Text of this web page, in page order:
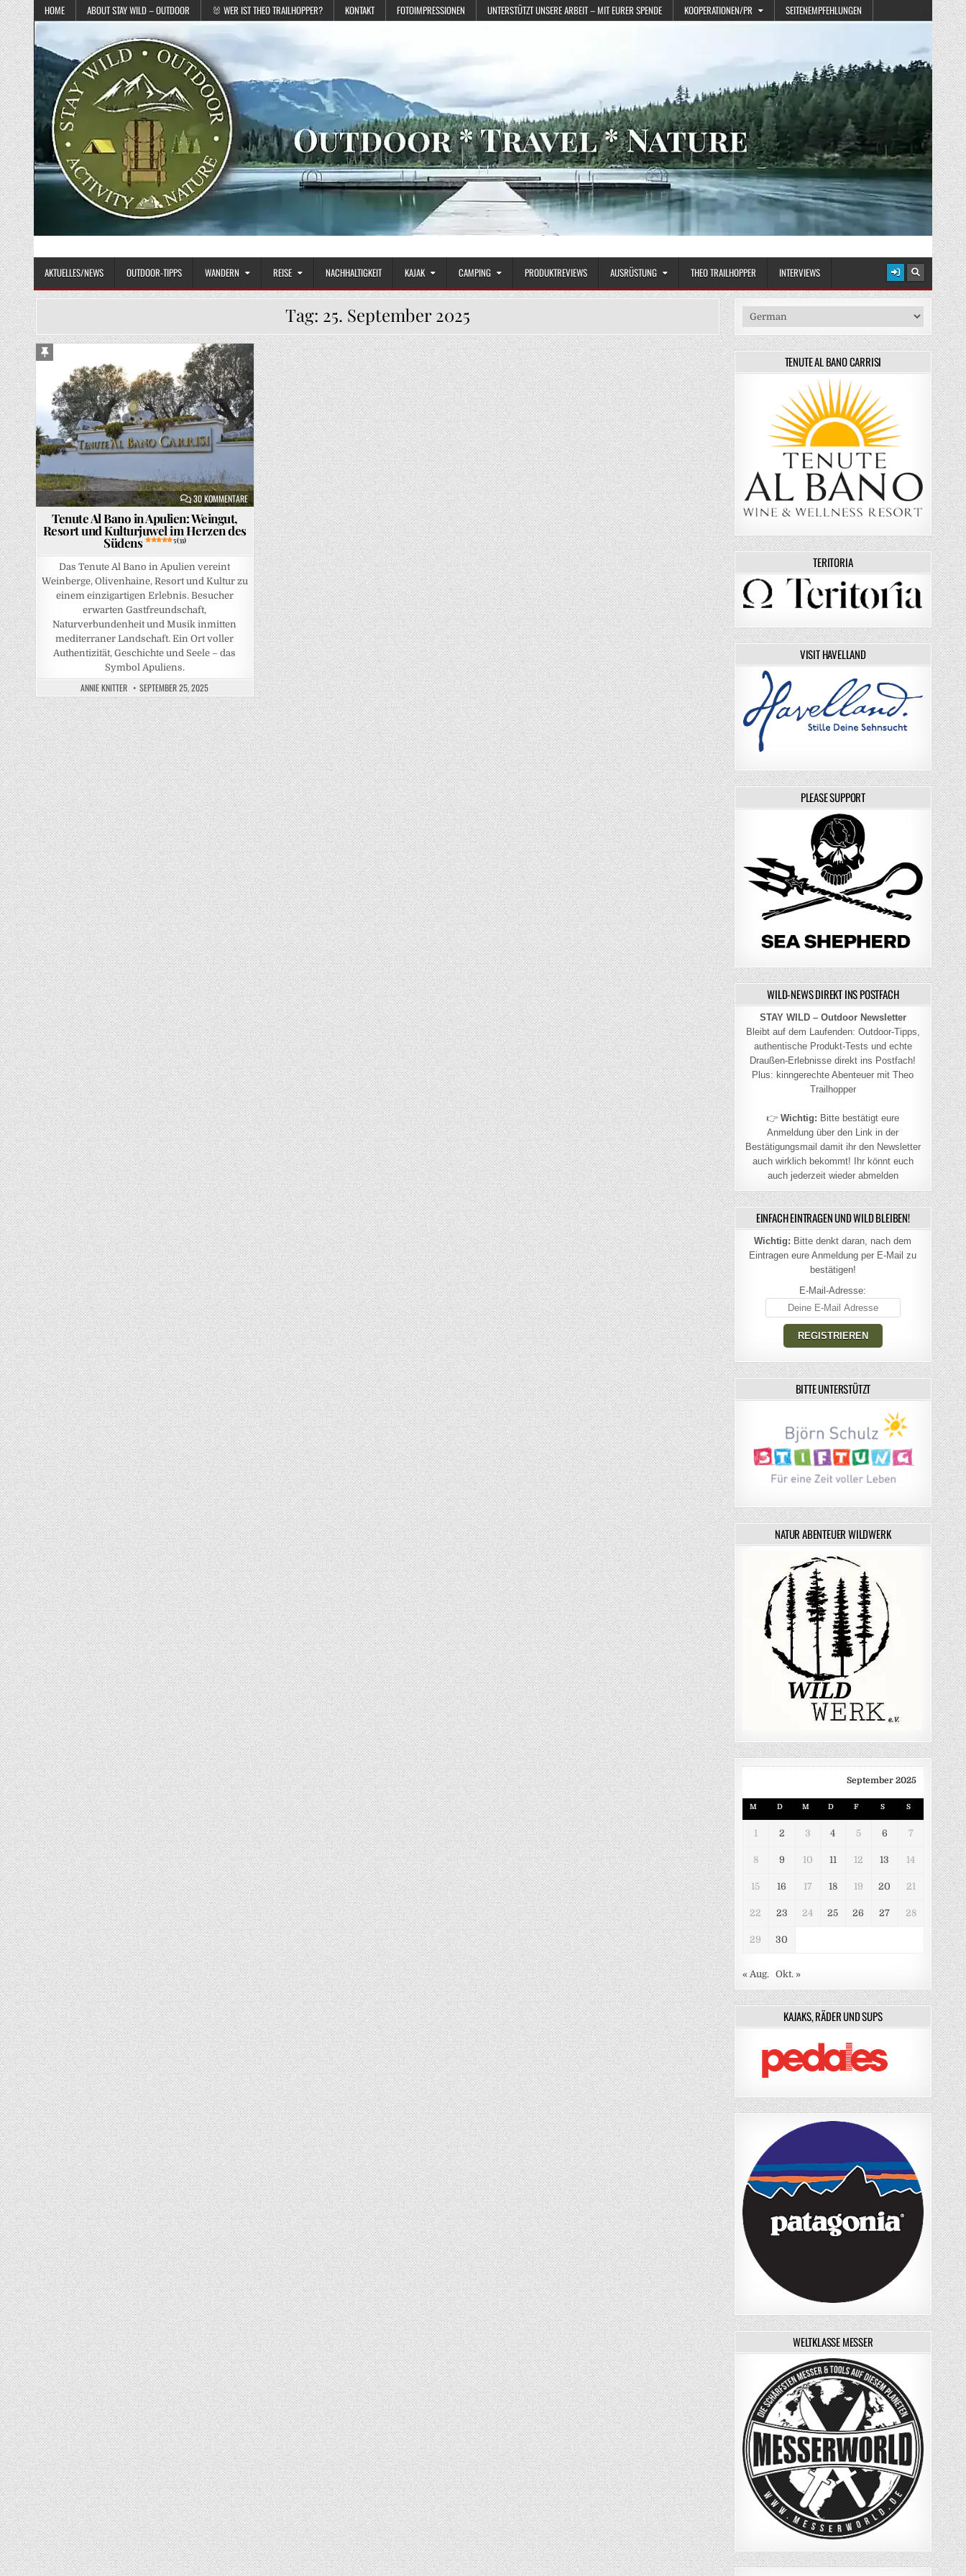
Skip to content
HOME ABOUT STAY WILD – OUTDOOR 🐰 WER IST THEO TRAILHOPPER? KONTAKT FOTOIMPRESSIONEN UNTERSTÜTZT UNSERE ARBEIT – MIT EURER SPENDE KOOPERATIONEN/PR SEITENEMPFEHLUNGEN
STAY WILD – OUTDOOR
AKTUELLES/NEWS OUTDOOR-TIPPS WANDERN REISE NACHHALTIGKEIT KAJAK CAMPING PRODUKTREVIEWS AUSRÜSTUNG THEO TRAILHOPPER INTERVIEWS
Tag: 25. September 2025
30 KOMMENTAREZU TENUTE AL BANO IN APULIEN: WEINGUT, RESORT UND KULTURJUWEL IM HERZEN DES SÜDENS 5 (33)
Posted in
Sticky Post
Tenute Al Bano in Apulien: Weingut,
Resort und Kulturjuwel im Herzen des
Südens 5 (33)
Das Tenute Al Bano in Apulien vereint
Weinberge, Olivenhaine, Resort und Kultur zu
einem einzigartigen Erlebnis. Besucher
erwarten Gastfreundschaft,
Naturverbundenheit und Musik inmitten
mediterraner Landschaft. Ein Ort voller
Authentizität, Geschichte und Seele – das
Symbol Apuliens.
ANNIE KNITTER SEPTEMBER 25, 2025
TENUTE AL BANO CARRISI
TERITORIA
VISIT HAVELLAND
PLEASE SUPPORT
WILD-NEWS DIREKT INS POSTFACH
STAY WILD – Outdoor Newsletter
Bleibt auf dem Laufenden: Outdoor-Tipps,
authentische Produkt-Tests und echte
Draußen-Erlebnisse direkt ins Postfach!
Plus: kinngerechte Abenteuer mit Theo
Trailhopper
👉Wichtig: Bitte bestätigt eure
Anmeldung über den Link in der
Bestätigungsmail damit ihr den Newsletter
auch wirklich bekommt! Ihr könnt euch
auch jederzeit wieder abmelden
EINFACH EINTRAGEN UND WILD BLEIBEN!
Wichtig: Bitte denkt daran, nach dem
Eintragen eure Anmeldung per E-Mail zu
bestätigen!
E-Mail-Adresse:
BITTE UNTERSTÜTZT
NATUR ABENTEUER WILDWERK
September 2025
M D M D F S S
1 2 3 4 5 6 7
8 9 10 11 12 13 14
15 16 17 18 19 20 21
22 23 24 25 26 27 28
29 30
« Aug. Okt. »
KAJAKS, RÄDER UND SUPS
WELTKLASSE MESSER